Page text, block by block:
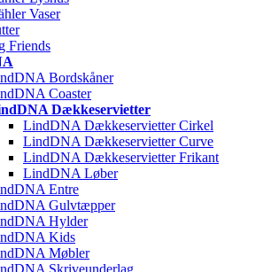
Vaser
Friends
Bordskåner
Coaster
Dækkeservietter
LindDNA Dækkeservietter Cirkel
LindDNA Dækkeservietter Curve
LindDNA Dækkeservietter Frikant
LindDNA Løber
Entre
Gulvtæpper
Hylder
Kids
Møbler
Skriveunderlag